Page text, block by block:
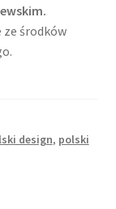
ze środków
design, polski